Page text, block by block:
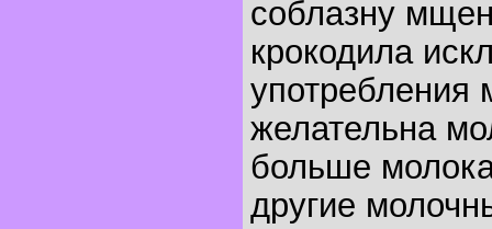
соблазну
крокодила
употребления
желательна
больше
другие